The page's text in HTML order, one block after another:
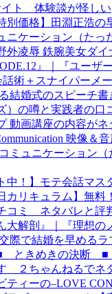
イト 体験談が怪しい
別価格】田淵正浩
ニケーション（た
外凌辱 鉄腕美女ダ
』｜『ユーザ
術＋スナイパーメ
結婚式のスピーチ
）の噂と実践者の口
動画講座の内容がネ
映像＆
ミュニケーション
中！】モテ会話マ
カリキュラム】無
コミ ネタバレと評
大解剖』｜『理想
際で結婚を早める
ときめきの決断 ■
２ちゃんねるでネ
ティーの–LOVE